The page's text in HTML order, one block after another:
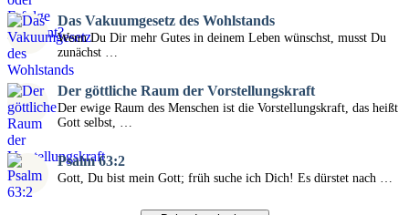
Das Vakuumgesetz des Wohlstands
Wenn Du Dir mehr Gutes in deinem Leben wünschst, musst Du
zunächst …
Der göttliche Raum der Vorstellungskraft
Der ewige Raum des Menschen ist die Vorstellungskraft, das heißt
Gott selbst, …
Psalm 63:2
Gott, Du bist mein Gott; früh suche ich Dich! Es dürstet nach …